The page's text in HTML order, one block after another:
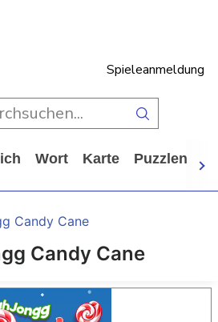
Spieleanmeldung
Wort Karte Puzzlen
Candy Cane
Candy Cane